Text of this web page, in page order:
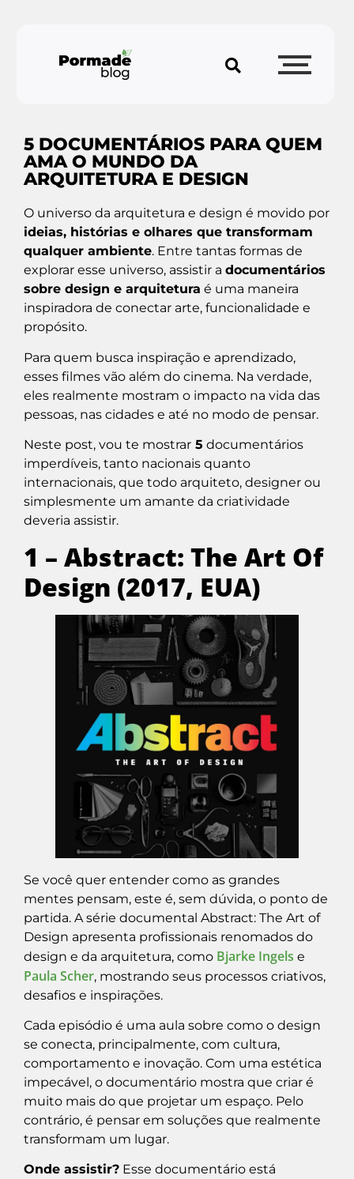
5 DOCUMENTÁRIOS PARA QUEM
AMA O MUNDO DA
ARQUITETURA E DESIGN
O universo da arquitetura e design é movido por
ideias, histórias e olhares que transformam
qualquer ambiente. Entre tantas formas de
explorar esse universo, assistir a documentários
sobre design e arquitetura é uma maneira
inspiradora de conectar arte, funcionalidade e
propósito.
Para quem busca inspiração e aprendizado,
esses filmes vão além do cinema. Na verdade,
eles realmente mostram o impacto na vida das
pessoas, nas cidades e até no modo de pensar.
Neste post, vou te mostrar 5 documentários
imperdíveis, tanto nacionais quanto
internacionais, que todo arquiteto, designer ou
simplesmente um amante da criatividade
deveria assistir.
1 – Abstract: The Art Of
Design (2017, EUA)
Se você quer entender como as grandes
mentes pensam, este é, sem dúvida, o ponto de
partida. A série documental Abstract: The Art of
Design apresenta profissionais renomados do
design e da arquitetura, como Bjarke Ingels e
Paula Scher, mostrando seus processos criativos,
desafios e inspirações.
Cada episódio é uma aula sobre como o design
se conecta, principalmente, com cultura,
comportamento e inovação. Com uma estética
impecável, o documentário mostra que criar é
muito mais do que projetar um espaço. Pelo
contrário, é pensar em soluções que realmente
transformam um lugar.
Onde assistir? Esse documentário está